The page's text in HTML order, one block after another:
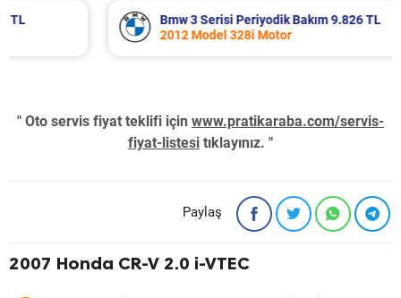
Bmw 3 Serisi Periyodik Bakım 9.826 TL
2012 Model 328i Motor
" Oto servis fiyat teklifi için www.pratikaraba.com/servis-
fiyat-listesi tıklayınız. "
Paylaş
2007 Honda CR-V 2.0 i-VTEC